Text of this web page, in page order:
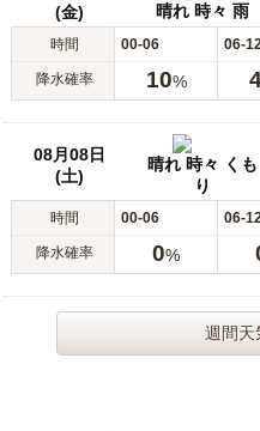
(金)
晴れ 時々 雨
時間 00-06 06-
降水確率 10%
08月08日
(土)
晴れ 時々 くも
り
時間 00-06 06-
降水確率 0%
週間天